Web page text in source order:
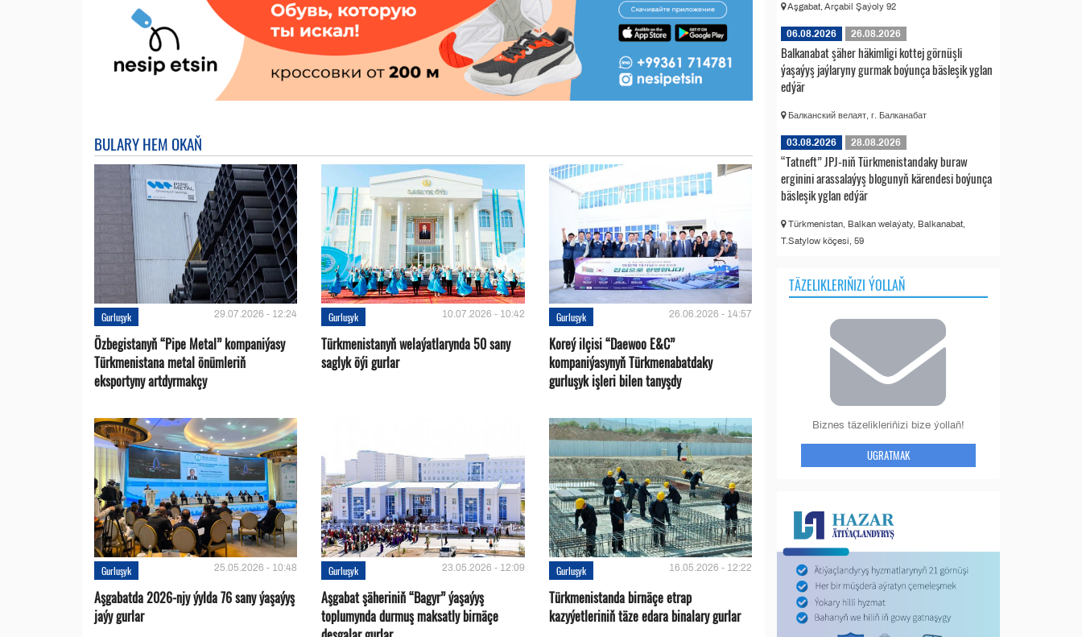
BULARY HEM OKAŇ
Gurluşyk 29.07.2026 - 12:24
Özbegistanyň “Pipe Metal” kompaniýasy
Türkmenistana metal önümleriň
eksportyny artdyrmakçy
Gurluşyk 10.07.2026 - 10:42
Türkmenistanyň welaýatlarynda 50 sany
saglyk öýi gurlar
Gurluşyk 26.06.2026 - 14:57
Koreý ilçisi “Daewoo E&C”
kompaniýasynyň Türkmenabatdaky
gurluşyk işleri bilen tanyşdy
Gurluşyk 25.05.2026 - 10:48
Aşgabatda 2026-njy ýylda 76 sany ýaşaýyş
jaýy gurlar
Gurluşyk 23.05.2026 - 12:09
Aşgabat şäheriniň “Bagyr” ýaşaýyş
toplumynda durmuş maksatly birnäçe
Gurluşyk 16.05.2026 - 12:22
Türkmenistanda birnäçe etrap
kazyýetleriniň täze edara binalary gurlar
Aşgabat, Arçabil Şaýoly 92
06.08.2026 26.08.2026
Balkanabat şäher häkimligi kottej görnüşli
ýaşaýyş jaýlaryny gurmak boýunça bäsleşik yglan
edýär
Балканский велаят, г. Балканабат
03.08.2026 28.08.2026
“Tatneft” JPJ-niň Türkmenistandaky buraw
erginini arassalaýyş blogunyň kärendesi boýunça
bäsleşik yglan edýär
Türkmenistan, Balkan welaýaty, Balkanabat,
T.Satylow köçesi, 59
TÄZELIKLERIŇIZI ÝOLLAŇ
Biznes täzelikleriňizi bize ýollaň!
UGRATMAK